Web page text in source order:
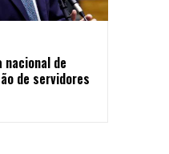
de
de servidores